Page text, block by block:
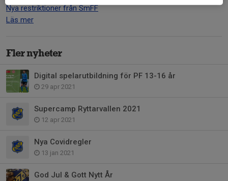
Nya restriktioner från SmFF
Läs mer
Fler nyheter
Digital spelarutbildning för PF 13-16 år
29 apr 2021
Supercamp Ryttarvallen 2021
12 apr 2021
Nya Covidregler
13 jan 2021
God Jul & Gott Nytt År